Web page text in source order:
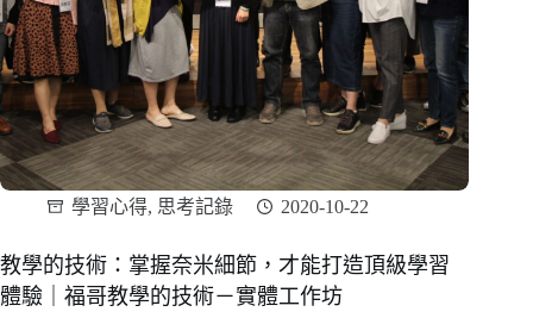
學習心得, 思考記錄 2020-10-22
教學的技術：掌握奈米細節，才能打造頂級學習
體驗｜福哥教學的技術－實體工作坊